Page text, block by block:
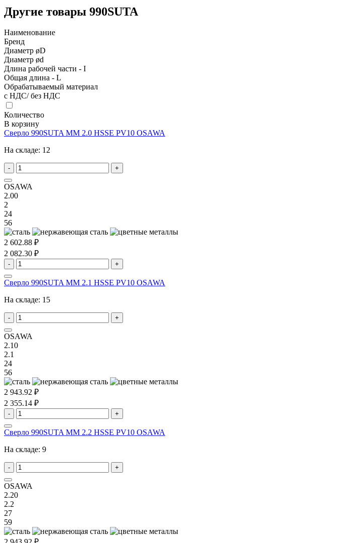
Другие товары 990SUTA
Наименование
Бренд
Диаметр øD
Диаметр ød
Длина рабочей части - I
Общая длина - L
Обрабатываемый материал
с НДС/ без НДС
Количество
В корзину
Сверло 990SUTA MM 2.0 HSSE PV10 OSAWA
На складе: 12
- +
OSAWA
2.00
2
24
56
2 602.88 ₽
2 082.30 ₽
- +
Сверло 990SUTA MM 2.1 HSSE PV10 OSAWA
На складе: 15
- +
OSAWA
2.10
2.1
24
56
2 943.92 ₽
2 355.14 ₽
- +
Сверло 990SUTA MM 2.2 HSSE PV10 OSAWA
На складе: 9
- +
OSAWA
2.20
2.2
27
59